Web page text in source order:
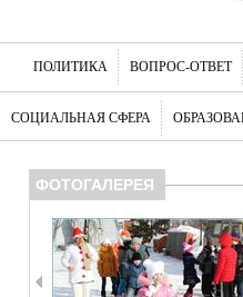
ПОЛИТИКА ВОПРОС-ОТВЕТ
СОЦИАЛЬНАЯ СФЕРА
ФОТОГАЛЕРЕЯ